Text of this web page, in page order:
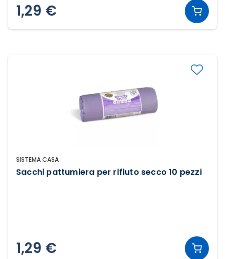
1,29 €
SISTEMA CASA
Sacchi pattumiera per rifiuto secco 10 pezzi
1,29 €